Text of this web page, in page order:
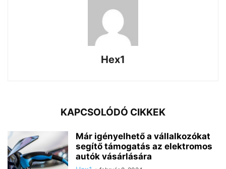
Hex1
KAPCSOLÓDÓ CIKKEK
Már igényelhető a vállalkozókat
segítő támogatás az elektromos
autók vásárlására